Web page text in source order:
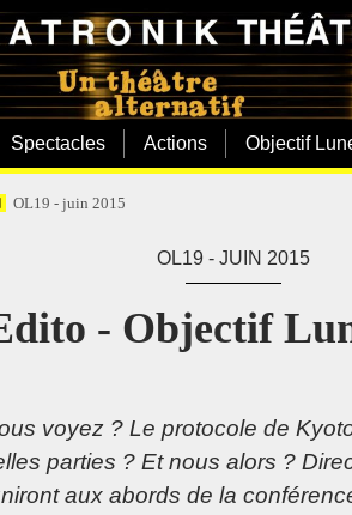
Spectacles Actions Objectif
OL19 - juin 2015
OL19 - JUIN 2015
- Objectif
voyez ? Le protocole de
parties ? Et nous alors ?
aux abords de la